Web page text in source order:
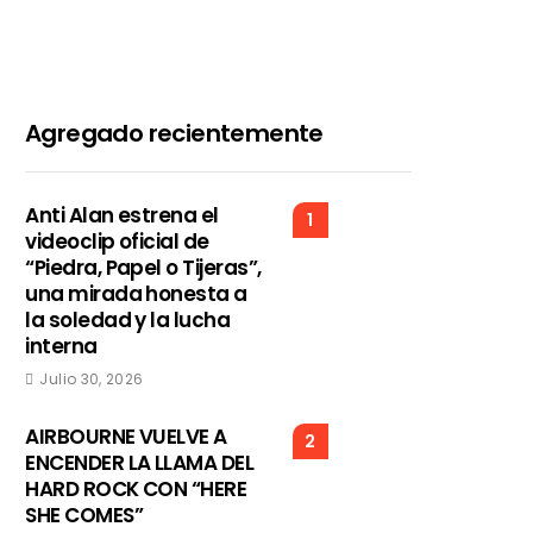
Agregado recientemente
1
Anti Alan estrena el
videoclip oficial de
“Piedra, Papel o Tijeras”,
una mirada honesta a
la soledad y la lucha
interna
Julio 30, 2026
2
AIRBOURNE VUELVE A
ENCENDER LA LLAMA DEL
HARD ROCK CON “HERE
SHE COMES”